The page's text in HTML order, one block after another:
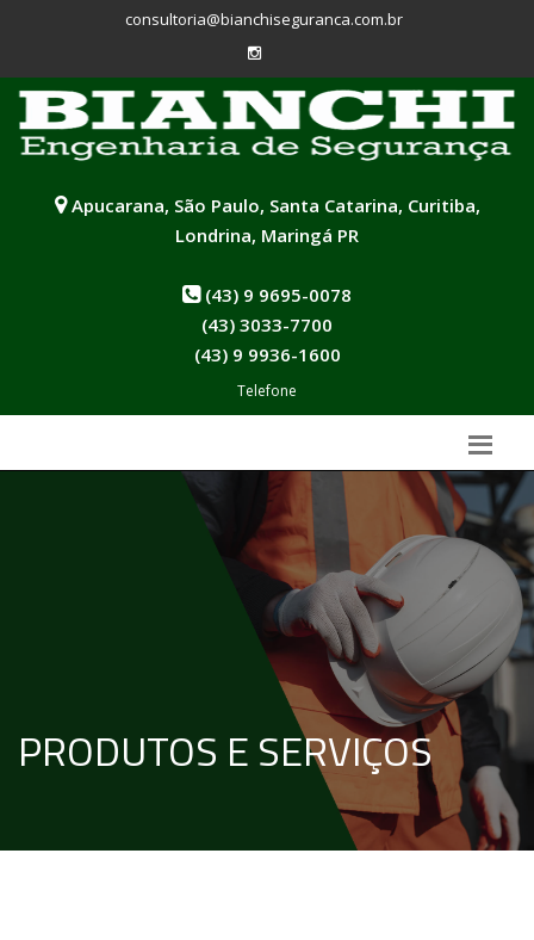
consultoria@bianchiseguranca.com.br
Apucarana, São Paulo, Santa Catarina, Curitiba,
Londrina, Maringá PR
(43) 9 9695-0078
(43) 3033-7700
(43) 9 9936-1600
Telefone
PRODUTOS E SERVIÇOS